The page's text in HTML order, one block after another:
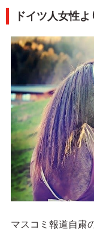
ドイツ人女性
マスコミ報道自粛